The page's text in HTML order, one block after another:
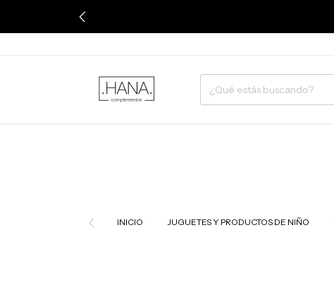
INICIO JUGUETES Y PRODUCTOS DE NIÑO